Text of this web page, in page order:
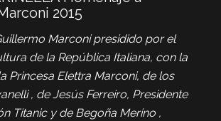
2015
Marconi presidido por el
de la República Italiana, con la
Princesa Elettra Marconi, de los
, de Jesús Ferreiro, Presidente
Titanic y de Begoña Merino ,